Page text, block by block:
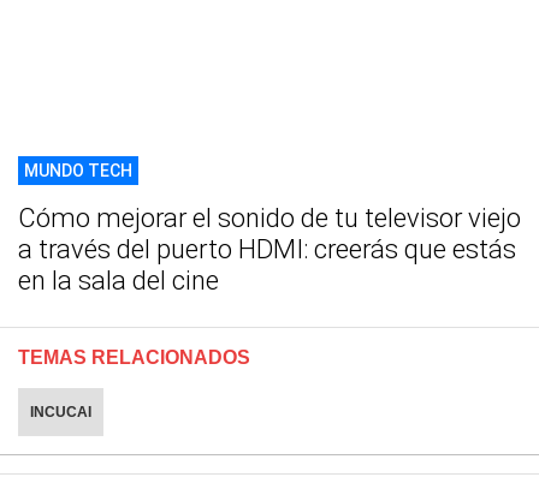
MUNDO TECH
Cómo mejorar el sonido de tu televisor viejo
a través del puerto HDMI: creerás que estás
en la sala del cine
TEMAS RELACIONADOS
INCUCAI